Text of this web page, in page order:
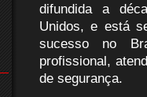
difundida a
Unidos, e está
sucesso no
profissional,
de segurança.